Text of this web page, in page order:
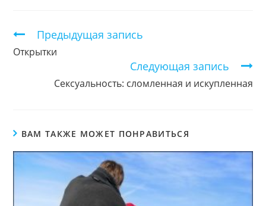
Продолжить
чтение
Предыдущая запись
Открытки
Следующая запись
Сексуальность: сломленная и искупленная
ВАМ ТАКЖЕ МОЖЕТ ПОНРАВИТЬСЯ